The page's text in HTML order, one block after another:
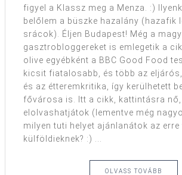
figyel a Klassz meg a Menza. :)
belőlem a büszke hazalány (hazafik
srácok). Éljen Budapest! Még a
gasztrobloggereket is emlegetik a
olive egyébként a BBC Good Food
kicsit fiatalosabb, és több az
és az étteremkritika, így kerülhetett
fővárosa is. Itt a cikk, kattintásra nő,
elolvashatjátok (lementve még
milyen tuti helyet ajánlanátok az erre
külföldieknek? :) ...
OLVASS TOVÁBB